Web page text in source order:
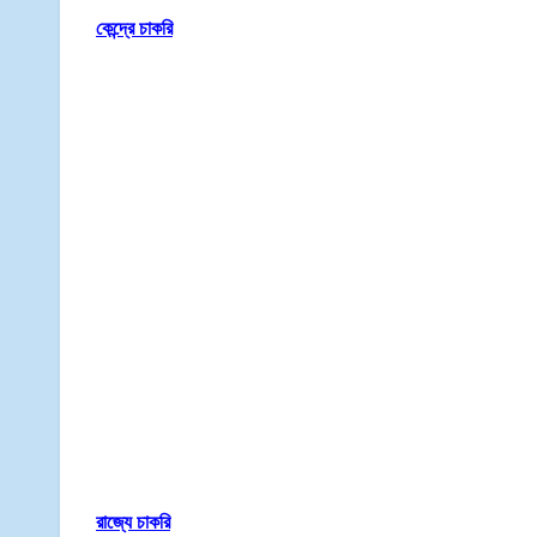
কেন্দ্রে চাকরি
রাজ্যে চাকরি